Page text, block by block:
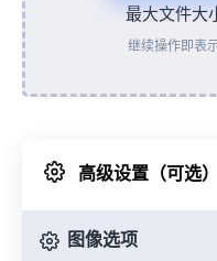
从
来
最大文件大
继续操作即表
高级设置（可选）
图像选项